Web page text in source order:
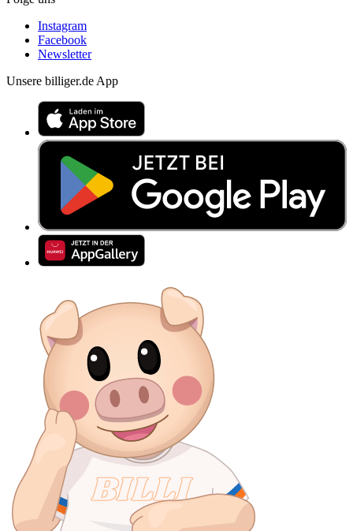
Instagram
Facebook
Newsletter
Unsere billiger.de App